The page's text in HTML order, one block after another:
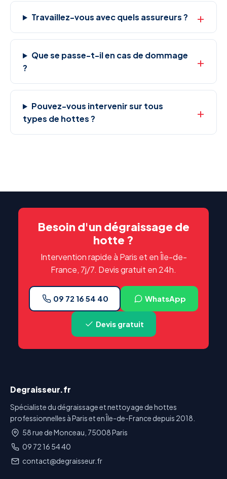
Travaillez-vous avec quels assureurs ?
Que se passe-t-il en cas de dommage
?
Pouvez-vous intervenir sur tous
types de hottes ?
Besoin d'un dégraissage de
hotte ?
Intervention rapide à Paris et en Île-de-
France, 7j/7. Devis gratuit en 24h.
09 72 16 54 40 WhatsApp
Devis gratuit
Degraisseur.fr
Spécialiste du dégraissage et nettoyage de hottes
professionnelles à Paris et en Île-de-France depuis 2018.
58 rue de Monceau, 75008 Paris
09 72 16 54 40
contact@degraisseur.fr